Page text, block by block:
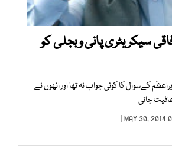
سیکریٹری پانی و بجلی کو
کےسوال کا کوئی جواب نہ تھا اور انھوں نے
جانی